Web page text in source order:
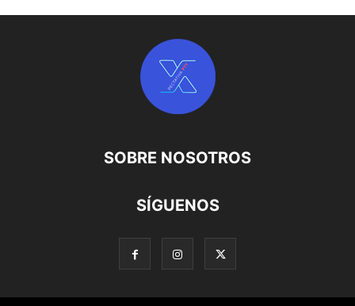
SOBRE NOSOTROS
SÍGUENOS